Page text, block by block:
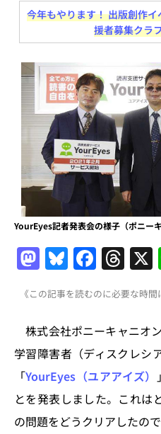
今年もやります！ 出版創作
援者募集クラ
YourEyes記者発表会の様子（ポニー
M
a
st
o
d
o
n
Bl
u
e
s
k
y
F
a
c
e
b
o
o
k
T
h
re
a
d
s
《この記事を読むのに必要な時
株式会社ポニーキャニオ
学習障害者（ディスクレシ
「YourEyes（ユアアイズ）
とを発表しました。これは
の問題をどうクリアしたの